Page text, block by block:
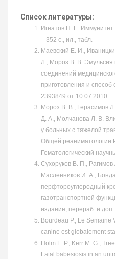
Список литературы:
Игнатов П. Е.
– 352 с., ил., табл.
Маевский Е. И.,
Л., Мороз В. В. Эмульсия
соединений
приготовления и
2393849 от 10.07.2010.
Мороз В. В., Герасимов
Д. А., Молчанова Л. В.
у больных с тяжелой
Общей реаниматологии
Гематологический
Сухоруков В. П.,
Масленников И. А.,
перфтороуглеродный
газотранспортной
издание, перераб. и
Bourdeau P., Le Semaine
canine est globalement
Holm L. P., Kerr M. G.,
Fatal babesiosis in an